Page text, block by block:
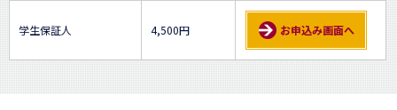
学生保証人 4,500円 お申込み画面へ